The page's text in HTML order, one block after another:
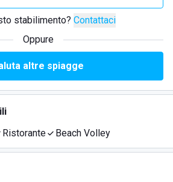
stabilimento? Contattaci
Oppure
altre spiagge
Ristorante Beach Volley